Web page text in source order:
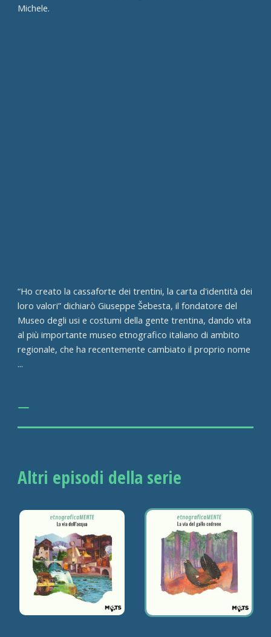
Michele.
“Ho creato la cassaforte dei trentini, la carta d'identità dei
loro valori” dichiarò Giuseppe Šebesta, il fondatore del
Museo degli usi e costumi della gente trentina, dando vita
al più importante museo etnografico italiano di ambito
regionale, che ha recentemente cambiato il proprio nome
...
Altri episodi della serie